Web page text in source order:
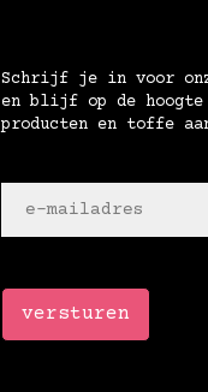
Schrijf je in voor
en blijf op de hoogte
producten en toffe